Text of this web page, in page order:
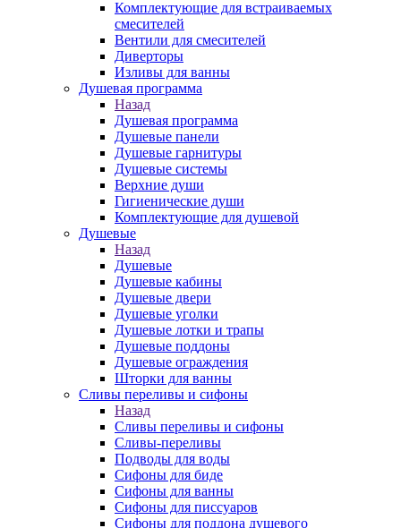
Комплектующие для встраиваемых
смесителей
Вентили для смесителей
Диверторы
Изливы для ванны
Душевая программа
Назад
Душевая программа
Душевые панели
Душевые гарнитуры
Душевые системы
Верхние души
Гигиенические души
Комплектующие для душевой
Душевые
Назад
Душевые
Душевые кабины
Душевые двери
Душевые уголки
Душевые лотки и трапы
Душевые поддоны
Душевые ограждения
Шторки для ванны
Сливы переливы и сифоны
Назад
Сливы переливы и сифоны
Сливы-переливы
Подводы для воды
Сифоны для биде
Сифоны для ванны
Сифоны для писсуаров
Сифоны для поддона душевого